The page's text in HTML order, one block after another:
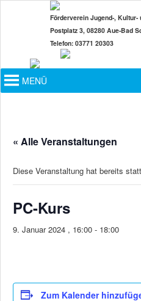
Förderverein Jugend-, Kultur-
Postplatz 3, 08280 Aue-Bad
Telefon: 03771 20303
Hauptmenü
MENÜ
« Alle Veranstaltungen
Diese Veranstaltung hat bereits
PC-Kurs
9. Januar 2024 , 16:00 - 18:00
Zum Kalender